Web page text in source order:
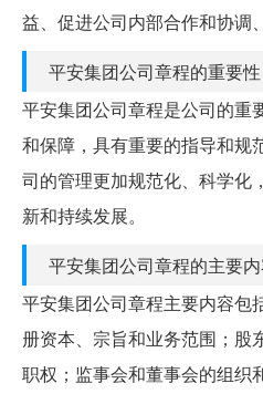
益、促进公司内部合作和协调
平安集团公司章程的重要性
平安集团公司章程是公司的重
和保障，具有重要的指导和规
司的管理更加规范化、科学化
新和持续发展。
平安集团公司章程的主要
平安集团公司章程主要内容包
册资本、宗旨和业务范围；股
职权；监事会和董事会的组织